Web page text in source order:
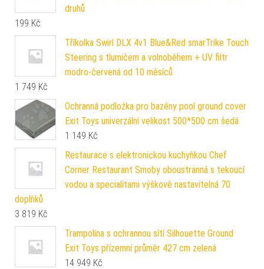
druhů
199 Kč
Tříkolka Swirl DLX 4v1 Blue&Red smarTrike Touch
Steering s tlumičem a volnoběhem + UV filtr
modro-červená od 10 měsíců
1 749 Kč
Ochranná podložka pro bazény pool ground cover
Exit Toys univerzální velikost 500*500 cm šedá
1 149 Kč
Restaurace s elektronickou kuchyňkou Chef
Corner Restaurant Smoby oboustranná s tekoucí
vodou a specialitami výškově nastavitelná 70
doplňků
3 819 Kč
Trampolína s ochrannou sítí Silhouette Ground
Exit Toys přízemní průměr 427 cm zelená
14 949 Kč